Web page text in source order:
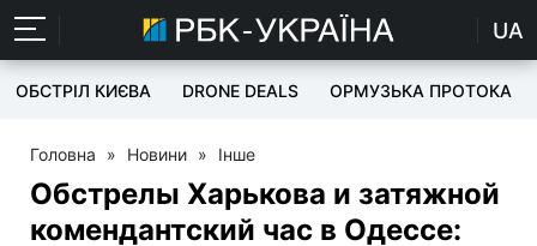
UA
ОБСТРІЛ КИЄВА DRONE DEALS ОРМУЗЬКА ПРОТОКА
Головна » Новини » Інше
Обстрелы Харькова и затяжной
комендантский час в Одессе: